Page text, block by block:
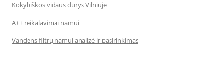
Kokybiškos vidaus durys Vilniuje
A++ reikalavimai namui
Vandens filtrų namui analizė ir pasirinkimas